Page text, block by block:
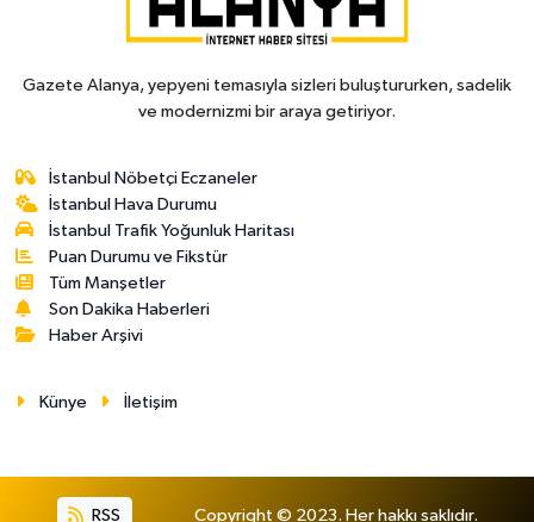
Gazete Alanya, yepyeni temasıyla sizleri buluştururken, sadelik
ve modernizmi bir araya getiriyor.
İstanbul Nöbetçi Eczaneler
İstanbul Hava Durumu
İstanbul Trafik Yoğunluk Haritası
Puan Durumu ve Fikstür
Tüm Manşetler
Son Dakika Haberleri
Haber Arşivi
Künye İletişim
RSS Copyright © 2023. Her hakkı saklıdır.